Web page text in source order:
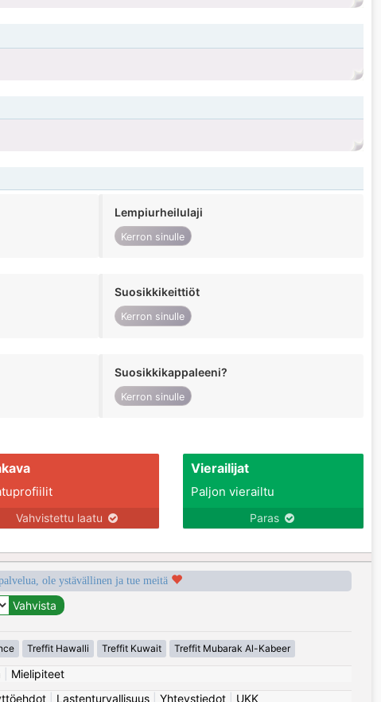
Lempiurheilulaji
Kerron sinulle
Suosikkikeittiöt
Kerron sinulle
Suosikkikappaleeni?
Kerron sinulle
Vahvistettu laatu
Vierailijat
Paljon vierailtu
Paras
ole ystävällinen ja tue meitä
Treffit Hawalli Treffit Kuwait Treffit Mubarak Al-Kabeer
Mielipiteet
| Lastenturvallisuus| Yhteystiedot| UKK